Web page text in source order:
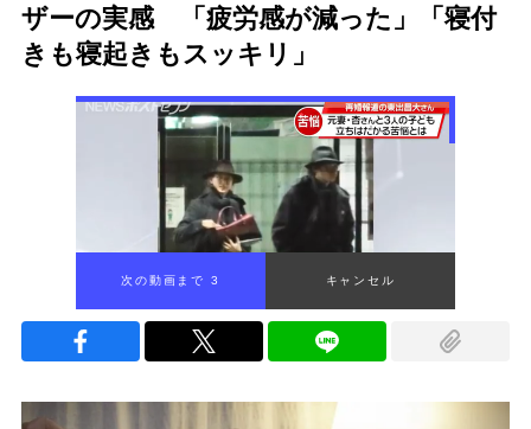
ザーの実感 「疲労感が減った」「寝付
きも寝起きもスッキリ」
次の動画まで 1 キャンセル